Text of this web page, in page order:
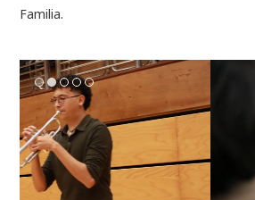
Familia.